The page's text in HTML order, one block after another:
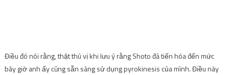
Điều đó nói rằng, thật thú vị khi lưu ý rằng Shoto đã tiến hóa đến mức
bây giờ anh ấy cũng sẵn sàng sử dụng pyrokinesis của mình. Điều này